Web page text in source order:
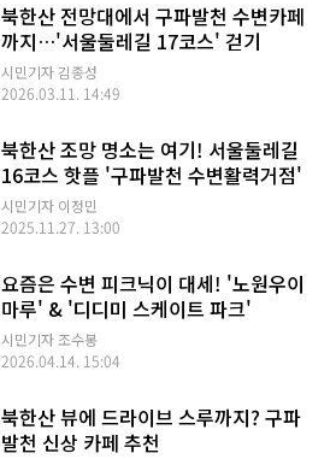
북한산 전망대에서 구파발천 수변카페
까지…'서울둘레길 17코스' 걷기
시민기자 김종성
2026.03.11. 14:49
북한산 조망 명소는 여기! 서울둘레길
16코스 핫플 '구파발천 수변활력거점'
시민기자 이정민
2025.11.27. 13:00
요즘은 수변 피크닉이 대세! '노원우이
마루' & '디디미 스케이트 파크'
시민기자 조수봉
2026.04.14. 15:04
북한산 뷰에 드라이브 스루까지? 구파
발천 신상 카페 추천